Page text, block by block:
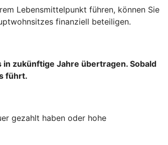
Lebensmittelpunkt führen, können Sie
finanziell beteiligen.
in zukünftige Jahre übertragen. Sobald
führt.
gezahlt haben oder hohe